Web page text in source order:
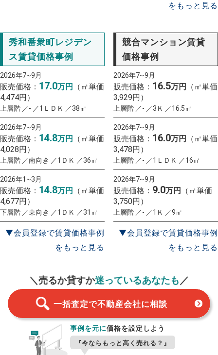
をもっと見る
秀和番衆町レジデン
ス賃貸価格事例
2026年7~9月
販売価格： 17.0万円
（㎡単価
4,474円）
上層階 ／- ／1ＬＤＫ ／38㎡
2026年7~9月
販売価格： 14.8万円
（㎡単価
4,028円）
上層階 ／南向き ／1ＤＫ ／36㎡
2026年1~3月
販売価格： 14.8万円
（㎡単価
4,677円）
下層階 ／東向き ／1ＤＫ ／31㎡
▼会員登録で賃貸価格事例
をもっと見る
競合マンション賃貸
価格事例
2026年7~9月
販売価格： 16.5万円
（㎡単価
3,929円）
上層階 ／- ／3Ｋ ／16.5㎡
2026年7~9月
販売価格： 16.0万円
（㎡単価
3,478円）
上層階 ／- ／1ＬＤＫ ／16㎡
2026年7~9月
販売価格： 9.0万円
（㎡単価
3,750円）
上層階 ／- ／1Ｋ ／9㎡
▼会員登録で賃貸価格事例
をもっと見る
＼売るか貸すか迷っているあなたも／
一括査定で不動産会社に相談
事例を元に価格を設定しよう
『今ならもっと高く売れる？』